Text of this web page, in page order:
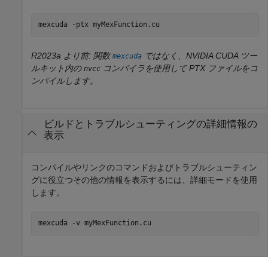
mexcuda -ptx myMexFunction.cu
R2023a より前: 関数 mexcuda ではなく、NVIDIA CUDA ツー
ルキット内の nvcc コンパイラを使用して PTX ファイルをコ
ンパイルします。
ビルドとトラブルシューティングの詳細情報の
表示
コンパイルやリンクのコマンドおよびトラブルシューティン
グに役立つその他の情報を表示するには、詳細モードを使用
します。
mexcuda -v myMexFunction.cu